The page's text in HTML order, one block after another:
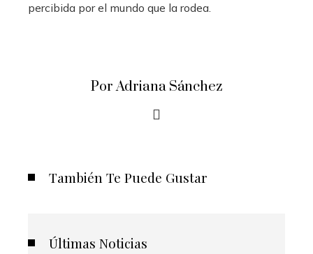
percibida por el mundo que la rodea.
Por Adriana Sánchez
También Te Puede Gustar
Últimas Noticias